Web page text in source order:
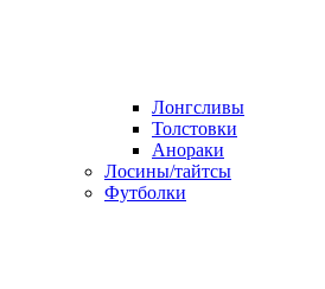
Лонгсливы
Толстовки
Анораки
Лосины/тайтсы
Футболки